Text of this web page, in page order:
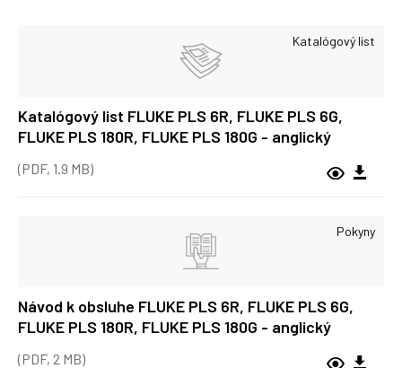
Katalógový list
Katalógový list FLUKE PLS 6R, FLUKE PLS 6G,
FLUKE PLS 180R, FLUKE PLS 180G - anglický
(PDF, 1.9 MB)
Pokyny
Návod k obsluhe FLUKE PLS 6R, FLUKE PLS 6G,
FLUKE PLS 180R, FLUKE PLS 180G - anglický
(PDF, 2 MB)